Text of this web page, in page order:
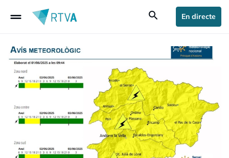
drag_handle search En directe